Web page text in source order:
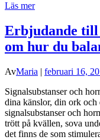
Läs mer
Erbjudande
om hur du
AvMaria | februari 16,
Signalsubstanser och
dina känslor, din ork och
signalsubstanser och
trött på kvällen, sova
det finns de som